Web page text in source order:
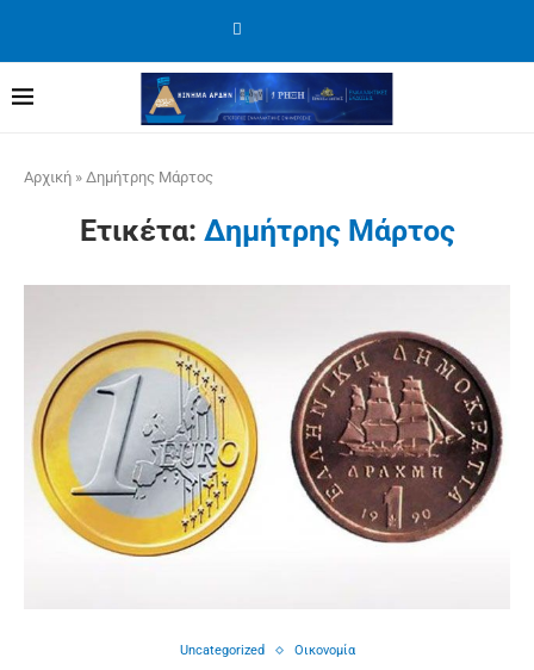
Αρχική » Δημήτρης Μάρτος
Ετικέτα: Δημήτρης Μάρτος
Uncategorized Οικονομία